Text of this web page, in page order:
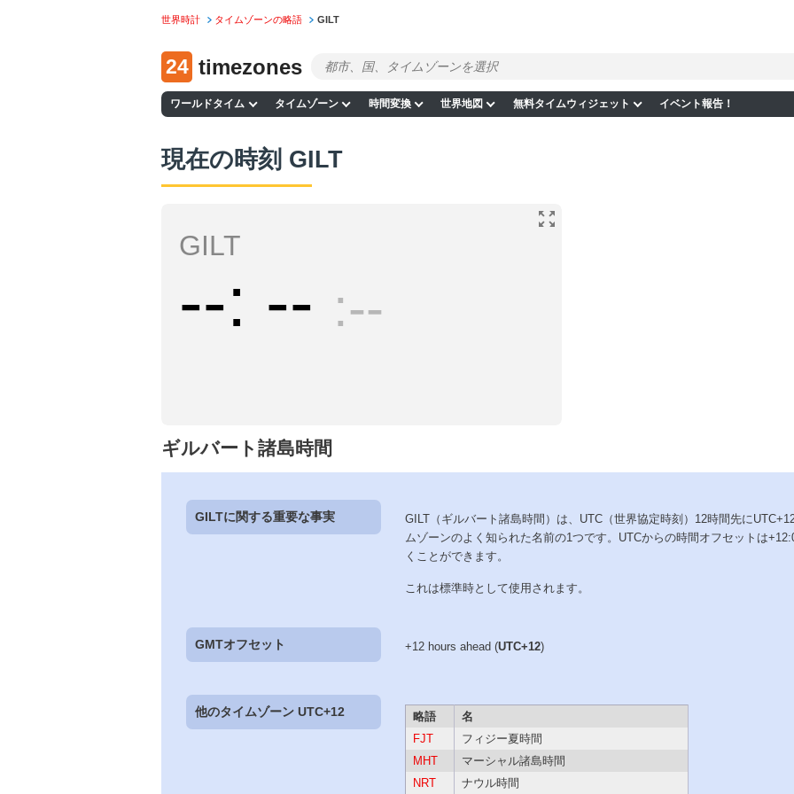
世界時計 タイムゾーンの略語 GILT
24 timezones
ワールドタイム タイムゾーン 時間変換 世界地図 無料タイムウィジェット イベント報告！
現在の時刻 GILT
GILT
-- -- --
ギルバート諸島時間
GILTに関する重要な事実
GILT（ギルバート諸島時間）は、UTC（世界協定時刻）12時間先に
ムゾーンのよく知られた名前の1つです。UTCからの時間オフセットは
くことができます。
これは標準時として使用されます。
GMTオフセット +12 hours ahead (UTC+12)
他のタイムゾーン UTC+12 略語
名
FJT
フィジー夏時間
MHT
マーシャル諸島時間
NRT
ナウル時間